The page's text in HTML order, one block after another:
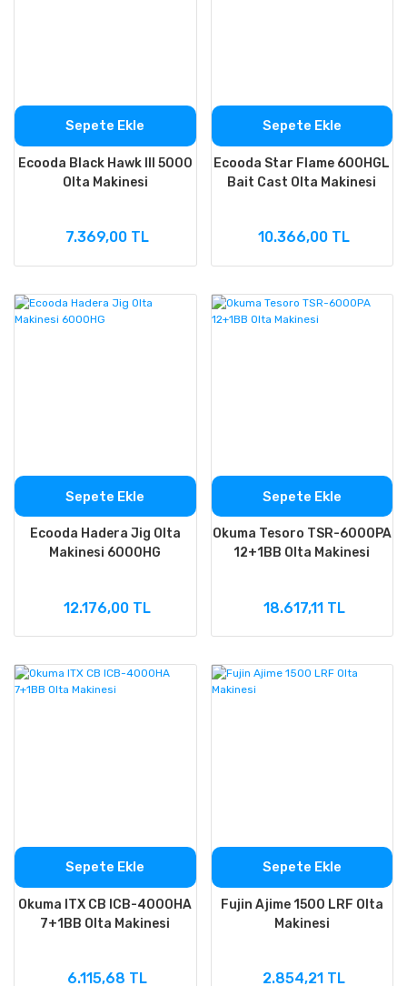
Sepete Ekle
Ecooda Black Hawk III 5000
Olta Makinesi
7.369,00 TL
Sepete Ekle
Ecooda Star Flame 600HGL
Bait Cast Olta Makinesi
10.366,00 TL
Sepete Ekle
Ecooda Hadera Jig Olta
Makinesi 6000HG
12.176,00 TL
Sepete Ekle
Okuma Tesoro TSR-6000PA
12+1BB Olta Makinesi
18.617,11 TL
Sepete Ekle
Okuma ITX CB ICB-4000HA
7+1BB Olta Makinesi
6.115,68 TL
Sepete Ekle
Fujin Ajime 1500 LRF Olta
Makinesi
2.854,21 TL